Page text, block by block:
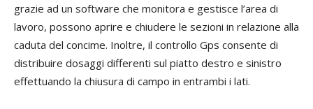
grazie ad un software che monitora e gestisce l’area di
lavoro, possono aprire e chiudere le sezioni in relazione alla
caduta del concime. Inoltre, il controllo Gps consente di
distribuire dosaggi differenti sul piatto destro e sinistro
effettuando la chiusura di campo in entrambi i lati.